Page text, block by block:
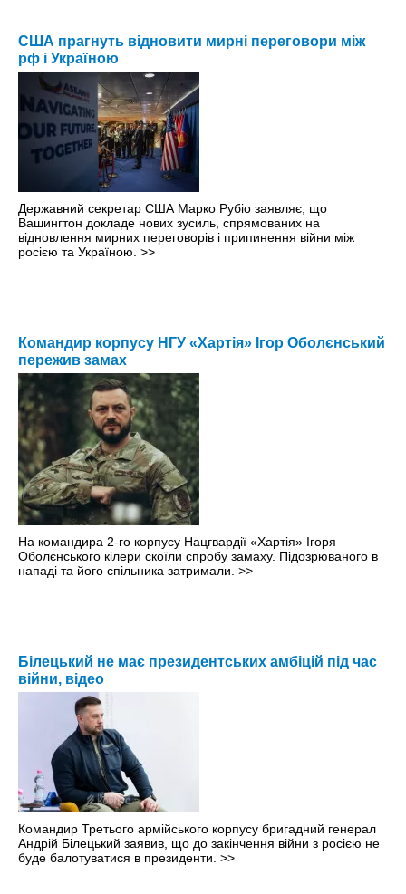
США прагнуть відновити мирні переговори між
рф і Україною
Державний секретар США Марко Рубіо заявляє, що
Вашингтон докладе нових зусиль, спрямованих на
відновлення мирних переговорів і припинення війни між
росією та Україною. >>
Командир корпусу НГУ «Хартія» Ігор Оболєнський
пережив замах
На командира 2-го корпусу Нацгвардії «Хартія» Ігоря
Оболєнського кілери скоїли спробу замаху. Підозрюваного в
нападі та його спільника затримали. >>
Білецький не має президентських амбіцій під час
війни, відео
Командир Третього армійського корпусу бригадний генерал
Андрій Білецький заявив, що до закінчення війни з росією не
буде балотуватися в президенти. >>